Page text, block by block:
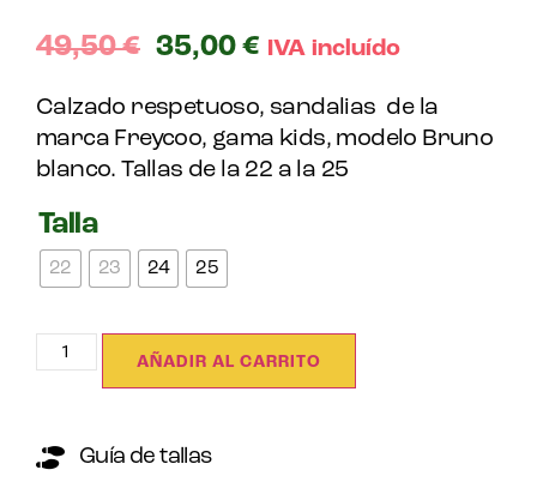
49,50€ 35,00 € IVA incluído
Calzado respetuoso, sandalias de la
marca Freycoo, gama kids, modelo Bruno
blanco. Tallas de la 22 a la 25
Talla
22 23 24 25
AÑADIR AL CARRITO
Guía de tallas